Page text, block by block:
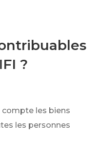
?
compte les biens
les personnes